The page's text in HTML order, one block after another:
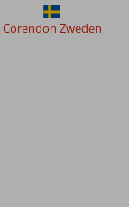
Corendon Zweden